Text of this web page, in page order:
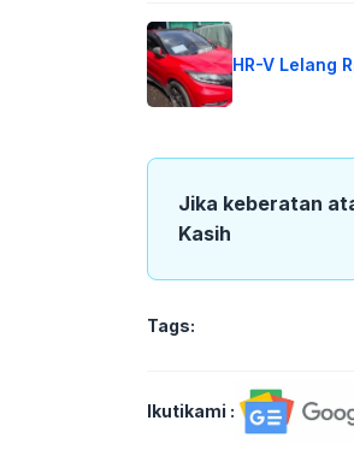
HR-V Lelang
Jika keberatan
Kasih
Tags:
Ikutikami :